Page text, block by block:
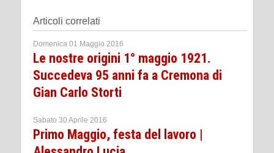
Articoli correlati
Domenica 01 Maggio 2016
Le nostre origini 1° maggio 1921.
Succedeva 95 anni fa a Cremona di
Gian Carlo Storti
Sabato 30 Aprile 2016
Primo Maggio, festa del lavoro |